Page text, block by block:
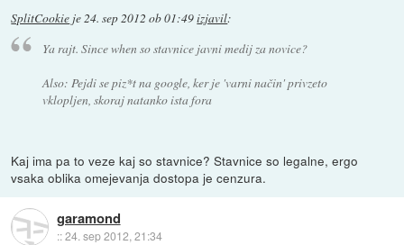
SplitCookie je24. sep 2012 ob 01:49izjavil:
Ya rajt. Since when so stavnice javni medij za novice?
Also: Pejdi se piz*t na google, ker je 'varni način' privzeto
vklopljen, skoraj natanko ista fora
Kaj ima pa to veze kaj so stavnice? Stavnice so legalne, ergo
vsaka oblika omejevanja dostopa je cenzura.
garamond
::24. sep 2012, 21:34